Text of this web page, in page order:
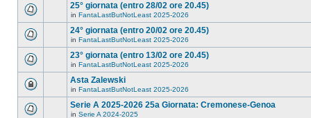
25° giornata (entro 28/02 ore 20.45)
in FantaLastButNotLeast 2025-2026
24° giornata (entro 20/02 ore 20.45)
in FantaLastButNotLeast 2025-2026
23° giornata (entro 13/02 ore 20.45)
in FantaLastButNotLeast 2025-2026
Asta Zalewski
in FantaLastButNotLeast 2025-2026
Serie A 2025-2026 25a Giornata: Cremonese-Genoa
in Serie A 2024-2025